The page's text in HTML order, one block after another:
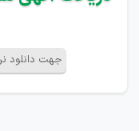
جهت دانلود